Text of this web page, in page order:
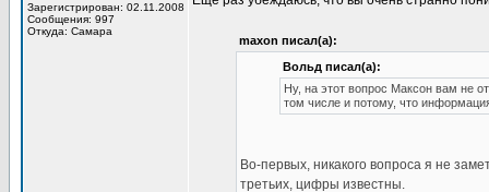
Зарегистрирован: 02.11.2008
Сообщения: 997
Откуда: Самара
maxon писал(а):
Вольд писал(а):
Ну, на этот вопрос Максон вам не
том числе и потому, что
Во-первых, никакого вопроса я не
третьих, цифры известны.